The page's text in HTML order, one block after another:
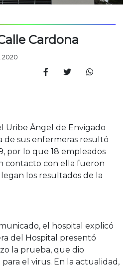
Cardona
2020
Uribe Ángel de Envigado
sus enfermeras resultó
por lo que 18 empleados
contacto con ella fueron
los resultados de la
el hospital explicó
del Hospital presentó
la prueba, que dio
el virus. En la actualidad,